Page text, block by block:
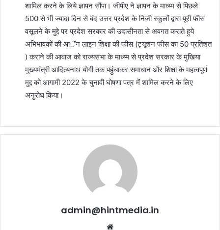
शामिल करने के लिये ज्ञापन सौंपा। जीपीए ने ज्ञापन के माध्य्म से पिछले
500 से भी ज्यादा दिन से बंद उत्तर प्रदेश के निजी स्कूलों द्वारा पूरी फीस
वसूलने के मुद्दे पर प्रदेश सरकार की उदासीनता से अवगत कराते हुये
अभिभावकों की आॅन लाइन शिक्षा की फीस (ट्यूशन फीस का 50 प्रतिशत
) कराने की आवाज को राज्यसभा के माध्य्म से प्रदेश सरकार के मुखिया
मुख्यमंत्री आदित्यनाथ योगी तक पहुंचाकर समाधान और शिक्षा के महत्वपूर्ण
मुद्द को आगामी 2022 के चुनावी घोषणा पत्र में शामिल करने के लिए
अनुरोध किया।
admin@hintmedia.in